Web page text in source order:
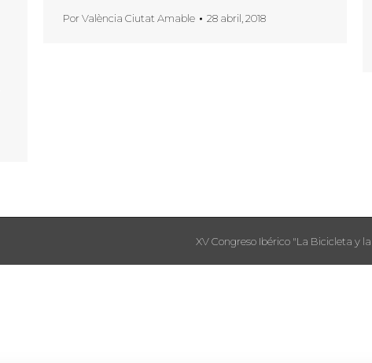
PorValència Ciutat Amable 28 abril, 2018
XV Congreso Ibérico "La Bicicleta y